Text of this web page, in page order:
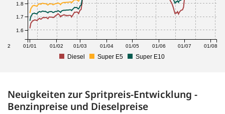
12 01/01 01/02 01/03 01/04 01/05 01/06 01/07 01/08
1.6
1.7
1.8
Diesel Super E5 Super E10
Neuigkeiten zur Spritpreis-Entwicklung -
Benzinpreise und Dieselpreise